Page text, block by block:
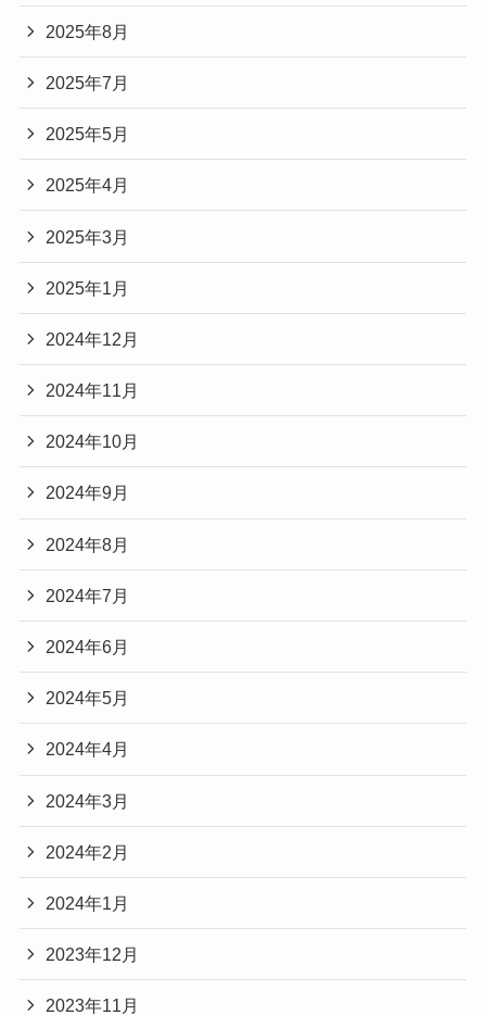
2025年8月
2025年7月
2025年5月
2025年4月
2025年3月
2025年1月
2024年12月
2024年11月
2024年10月
2024年9月
2024年8月
2024年7月
2024年6月
2024年5月
2024年4月
2024年3月
2024年2月
2024年1月
2023年12月
2023年11月